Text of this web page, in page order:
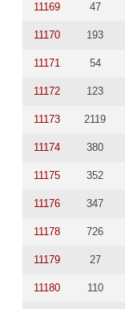
11169 47
11170 193
11171 54
11172 123
11173 2119
11174 380
11175 352
11176 347
11178 726
11179 27
11180 110